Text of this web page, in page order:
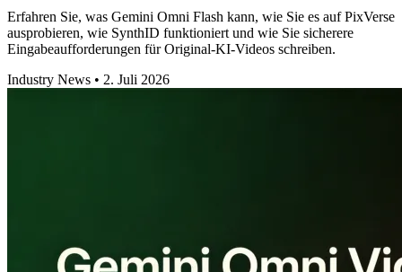
Erfahren Sie, was Gemini Omni Flash kann, wie Sie es auf PixVerse
ausprobieren, wie SynthID funktioniert und wie Sie sicherere
Eingabeaufforderungen für Original-KI-Videos schreiben.
Industry News • 2. Juli 2026